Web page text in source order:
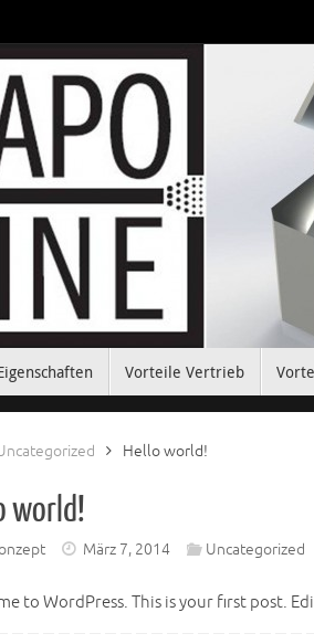
Vorteile Vertrieb
Hello world!
world!
März 7, 2014 Uncategorized
to WordPress. This is your first post.